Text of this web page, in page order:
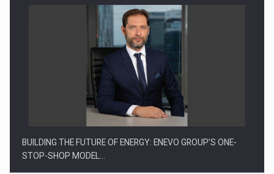
BUILDING THE FUTURE OF ENERGY: ENEVO GROUP’S ONE-
STOP-SHOP MODEL…